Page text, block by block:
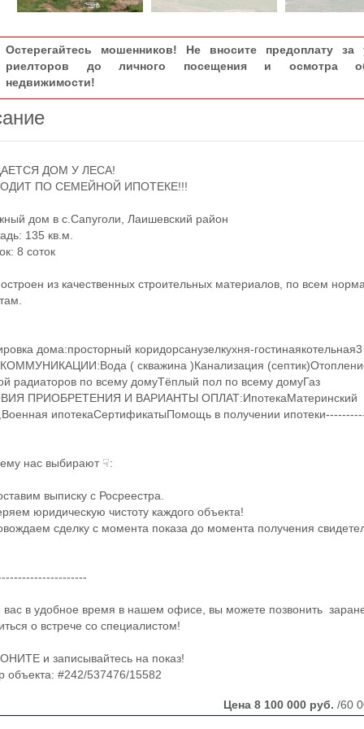
Остерегайтесь мошенников! Не вносите предоплату за
риелторов до личного посещения и осмотра
недвижимости!
ДОМ У ЛЕСА!
ПО СЕМЕЙНОЙ ИПОТЕКЕ!!!
дом в с.Сапуголи, Лаишевский район
135 кв.м.
8 соток
из качественных строительных материалов, по всем
дома:​​​​​​​просторный коридорсанузелкухня-гостинаякотельная3
( скважина )Канализация
радиаторов по всему домуТёплый пол по всему домуГаз
ПРИОБРЕТЕНИЯ И ВАРИАНТЫ ОПЛАТ:ИпотекаМатеринский
ипотекаСертификатыПомощь в получении
нас выбирают ☟:
выписку с Росреестра.
юридическую чистоту каждого объекта!
сделку с момента показа до момента получения
в удобное время в нашем офисе, вы можете позвонить
о встрече со специалистом!
и записывайтесь на показ!
#242/537476/15582
Цена8 100 000 руб. /60